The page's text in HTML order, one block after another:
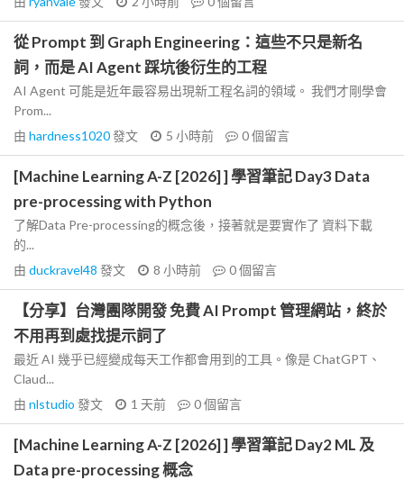
從 Prompt 到 Graph Engineering：這些不只是新名
詞，而是 AI Agent 踩坑後衍生的工程
AI Agent 可能是近年最容易出現新工程名詞的領域。 我們才剛學會
Prom...
由 hardness1020發文 5 小時前 0個留言
[Machine Learning A-Z [2026] ] 學習筆記 Day3 Data
pre-processing with Python
了解Data Pre-processing的概念後，接著就是要實作了 資料下載
的...
由 duckravel48 發文 8 小時前 0個留言
【分享】台灣團隊開發 免費 AI Prompt 管理網站，終於
不用再到處找提示詞了
最近 AI 幾乎已經變成每天工作都會用到的工具。像是 ChatGPT、
Claud...
由 nlstudio 發文 1 天前 0個留言
[Machine Learning A-Z [2026] ] 學習筆記 Day2 ML 及
Data pre-processing 概念